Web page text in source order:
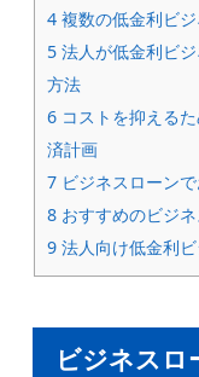
4複数の低金利ビ
5法人が低金利ビ
方法
6コストを抑えるた
済計画
7ビジネスローン
8おすすめのビジ
9法人向け低金利
ビジネスロ